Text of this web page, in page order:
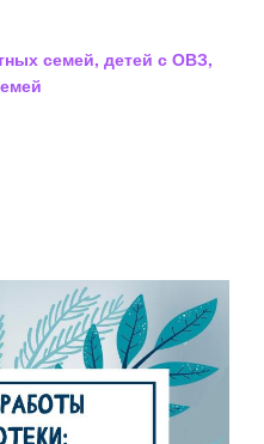
семей, детей с ОВЗ,